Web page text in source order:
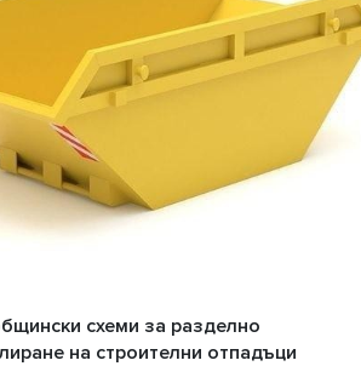
схеми за разделно
на строителни отпадъци